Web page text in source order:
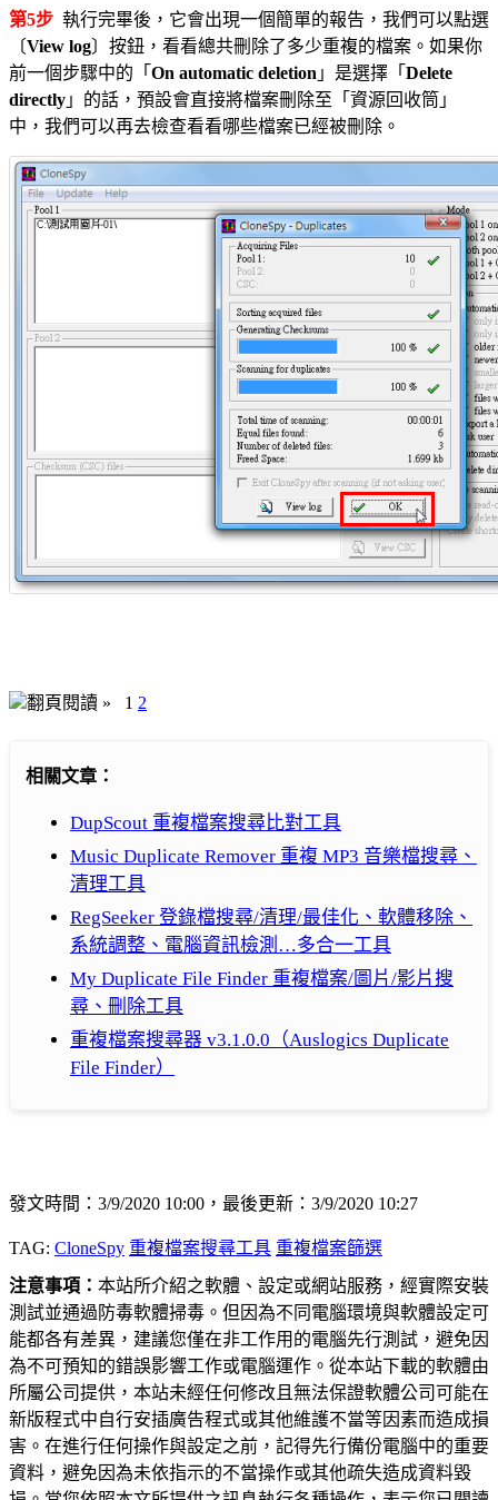
第5步 執行完畢後，它會出現一個簡單的報告，我們可以點選
〔View log〕按鈕，看看總共刪除了多少重複的檔案。如果你
前一個步驟中的「 On automatic deletion 」是選擇「 Delete
directly 」的話，預設會直接將檔案刪除至「資源回收筒」
中，我們可以再去檢查看看哪些檔案已經被刪除。
翻頁閱讀 » 1 2
相關文章：
DupScout 重複檔案搜尋比對工具
Music Duplicate Remover 重複 MP3 音樂檔搜尋、
清理工具
RegSeeker 登錄檔搜尋/清理/最佳化、軟體移除、
系統調整、電腦資訊檢測…多合一工具
My Duplicate File Finder 重複檔案/圖片/影片搜
尋、刪除工具
重複檔案搜尋器 v3.1.0.0（Auslogics Duplicate
File Finder）
發文時間：3/9/2020 10:00，最後更新：3/9/2020 10:27
TAG: CloneSpy 重複檔案搜尋工具 重複檔案篩選
注意事項： 本站所介紹之軟體、設定或網站服務，經實際安裝
測試並通過防毒軟體掃毒。但因為不同電腦環境與軟體設定可
能都各有差異，建議您僅在非工作用的電腦先行測試，避免因
為不可預知的錯誤影響工作或電腦運作。從本站下載的軟體由
所屬公司提供，本站未經任何修改且無法保證軟體公司可能在
新版程式中自行安插廣告程式或其他維護不當等因素而造成損
害。在進行任何操作與設定之前，記得先行備份電腦中的重要
資料，避免因為未依指示的不當操作或其他疏失造成資料毀